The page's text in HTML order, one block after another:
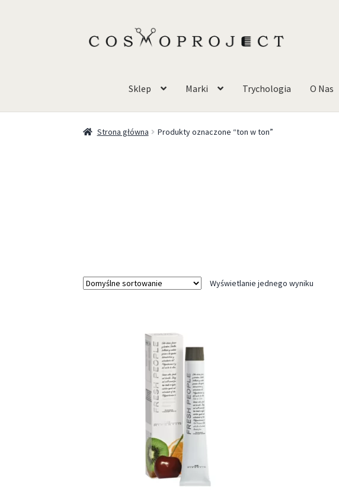
Sklep Marki Trychologia O Nas
Strona główna Produkty oznaczone “ton w ton”
Wyświetlanie jednego wyniku